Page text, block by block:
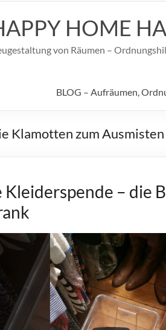
HOME
von Räumen –
BLOG – Aufräumen,
Klamotten zum
– die